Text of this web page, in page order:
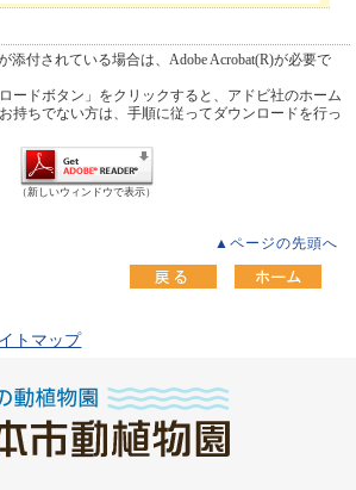
付されている場合は、Adobe Acrobat(R)が必要で
ードボタン」をクリックすると、アドビ社のホーム
持ちでない方は、手順に従ってダウンロードを行っ
（新しいウィンドウで表示）
▲ページの先頭へ
トマップ